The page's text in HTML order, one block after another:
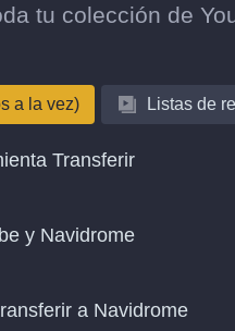
tu colección de
a la vez) Listas de
Transferir
y Navidrome
a Navidrome